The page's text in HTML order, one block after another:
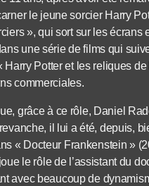
le jeune sorcier Harry
», qui sort sur les
une série de films qui
Harry Potter et les reliques
commerciales.
grâce à ce rôle, Daniel
il lui a été, depuis,
« Docteur Frankenstein »
le rôle de l’assistant du
avec beaucoup de